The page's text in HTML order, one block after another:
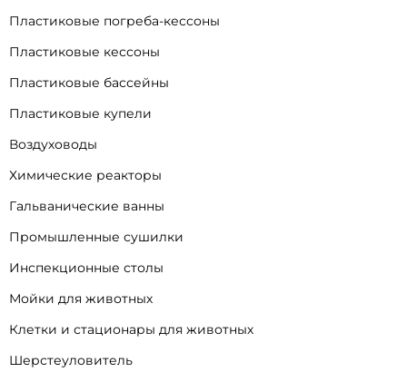
Пластиковые погреба-кессоны
Пластиковые кессоны
Пластиковые бассейны
Пластиковые купели
Воздуховоды
Химические реакторы
Гальванические ванны
Промышленные сушилки
Инспекционные столы
Мойки для животных
Клетки и стационары для животных
Шерстеуловитель